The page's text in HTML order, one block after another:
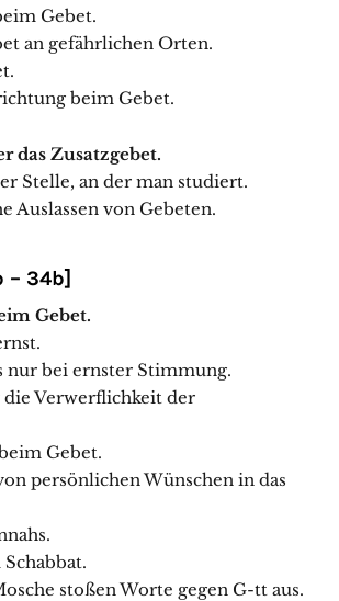
Gebet.
an gefährlichen Orten.
beim Gebet.
das Zusatzgebet.
Stelle, an der man studiert.
Auslassen von Gebeten.
– 34b]
Gebet.
nur bei ernster Stimmung.
Verwerflichkeit der
Gebet.
persönlichen Wünschen in das
stoßen Worte gegen G-tt aus.